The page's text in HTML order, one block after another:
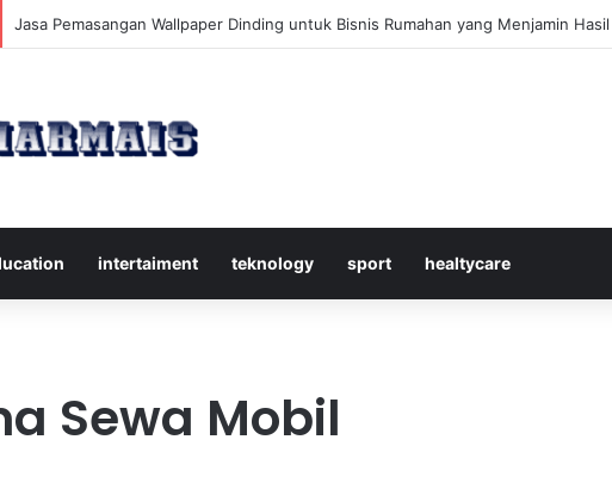
Panduan Lengkap Mengenal Dividen Saham untuk Mendapatkan Pasif Income
intertaiment teknology sport healtycare
Sewa Mobil